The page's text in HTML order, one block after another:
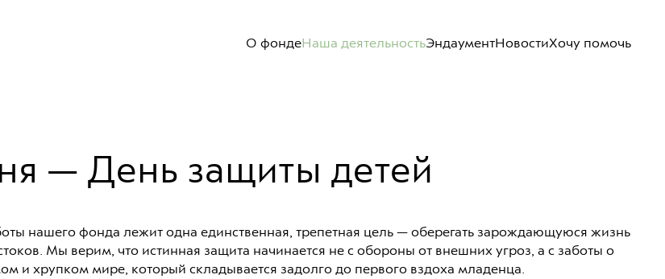
О фондеНаша деятельностьЭндаументНовостиХочу помочь
— День защиты детей
нашего фонда лежит одна единственная, трепетная цель — оберегать зарождающуюся жизнь
Мы верим, что истинная защита начинается не с обороны от внешних угроз, а с заботы о
и хрупком мире, который складывается задолго до первого вздоха младенца.